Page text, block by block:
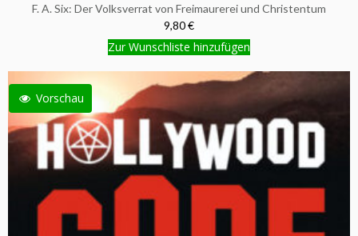
F. A. Six: Der Volksverrat von Freimaurerei und Christentum
9,80 €
Zur Wunschliste hinzufügen
Vorschau